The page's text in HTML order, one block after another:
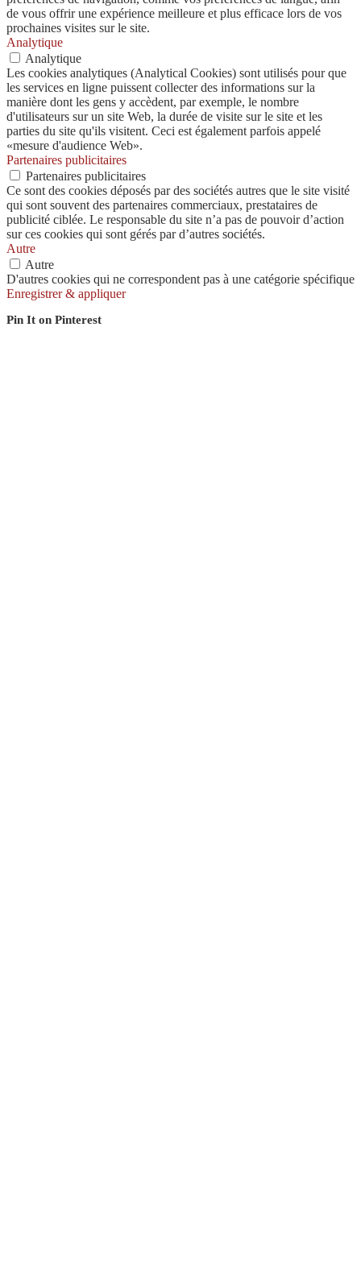
de vous offrir une expérience meilleure et plus efficace lors de vos
prochaines visites sur le site.
Analytique
Analytique
Les cookies analytiques (Analytical Cookies) sont utilisés pour que
les services en ligne puissent collecter des informations sur la
manière dont les gens y accèdent, par exemple, le nombre
d'utilisateurs sur un site Web, la durée de visite sur le site et les
parties du site qu'ils visitent. Ceci est également parfois appelé
«mesure d'audience Web».
Partenaires publicitaires
Partenaires publicitaires
Ce sont des cookies déposés par des sociétés autres que le site visité
qui sont souvent des partenaires commerciaux, prestataires de
publicité ciblée. Le responsable du site n’a pas de pouvoir d’action
sur ces cookies qui sont gérés par d’autres sociétés.
Autre
Autre
D'autres cookies qui ne correspondent pas à une catégorie spécifique
Enregistrer & appliquer
Pin It on Pinterest